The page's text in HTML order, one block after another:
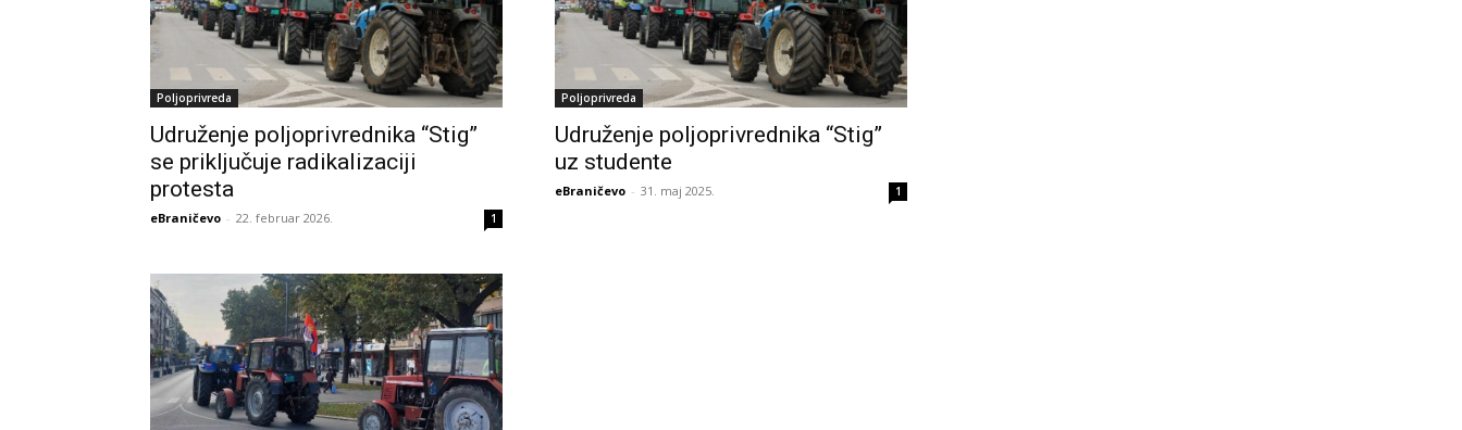
Poljoprivreda
Udruženje poljoprivrednika “Stig”
se priključuje radikalizaciji
protesta
eBraničevo - 22. februar 2026. 1
Poljoprivreda
Udruženje poljoprivrednika “Stig”
uz studente
eBraničevo - 31. maj 2025. 1